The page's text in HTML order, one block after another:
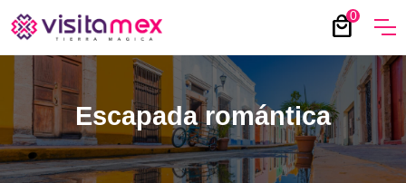
0
local_mall
Escapada romántica